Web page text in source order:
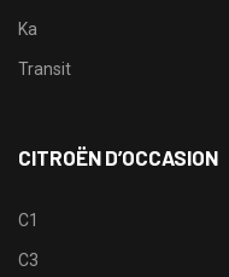
Ka
Transit
CITROËN D’OCCASION
C1
C3